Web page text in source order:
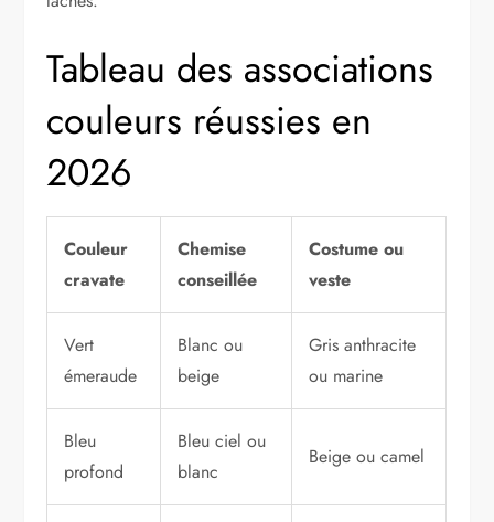
Tableau des associations
couleurs réussies en
2026
Couleur
cravate
Chemise
conseillée
Costume ou
veste
Vert
émeraude
Blanc ou
beige
Gris anthracite
ou marine
Bleu
profond
Bleu ciel ou
blanc
Beige ou camel